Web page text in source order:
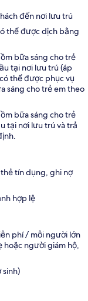
đến nơi lưu trú
thể được dịch bằng
bữa sáng cho trẻ
tại nơi lưu trú (áp
thể được phục vụ
sáng cho trẻ em theo
bữa sáng cho trẻ
tại nơi lưu trú và trả
tín dụng, ghi nợ
hợp lệ
phí / mỗi người lớn
hoặc người giám hộ,
sinh)